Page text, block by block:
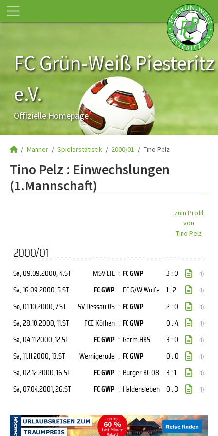
FC Grün-Weiß Piesteritz
e.V.
Offizielle Homepage
Männer Spielerstatistik 2000/01 Tino Pelz
Tino Pelz : Einwechslungen
(1.Mannschaft)
zum Profil
von
Tino Pelz
2000/01
Sa, 09.09.2000, 4.ST MSV EIL : FC GWP 3 : 0 (1)
Sa, 16.09.2000, 5.ST FC GWP : FC G/W Wolfe 1 : 2 (1)
So, 01.10.2000, 7.ST SV Dessau 05 : FC GWP 2 : 0 (1)
Sa, 28.10.2000, 11.ST FCE Köthen : FC GWP 0 : 4 (1)
Sa, 04.11.2000, 12.ST FC GWP : Germ.HBS 3 : 0 (1)
Sa, 11.11.2000, 13.ST Wernigerode : FC GWP 0 : 0 (1)
Sa, 02.12.2000, 16.ST FC GWP : Burger BC 08 3 : 1 (1)
Sa, 07.04.2001, 26.ST FC GWP : Haldensleben 0 : 3 (1)